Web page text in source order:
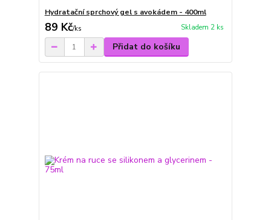
Hydratační sprchový gel s avokádem - 400ml
89 Kč/ks Skladem 2 ks
Přidat do košíku